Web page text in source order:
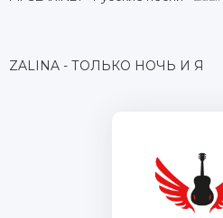
ZALINA - ТОЛЬКО НОЧЬ И Я